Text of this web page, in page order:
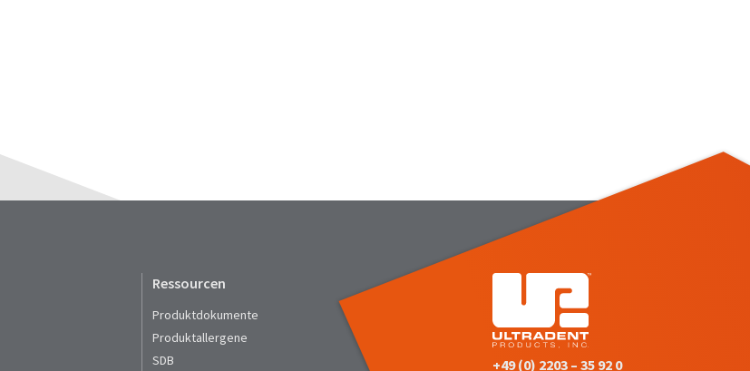
Ressourcen
Produktdokumente
Produktallergene
SDB
+49 (0) 2203 – 35 92 0